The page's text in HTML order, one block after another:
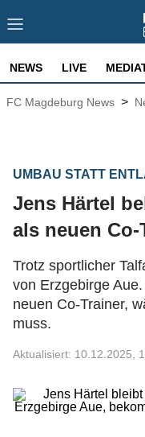
NEWS LIVE
FC Magdeburg News >
UMBAU STATT
Jens Härtel
als neuen
Trotz sportlicher
von Erzgebirge
neuen Co-Trainer,
muss.
Aktualisiert: 10.12.2025,